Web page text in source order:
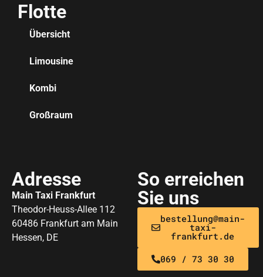
Flotte
Übersicht
Limousine
Kombi
Großraum
Adresse
Main Taxi Frankfurt
Theodor-Heuss-Allee 112
60486 Frankfurt am Main
Hessen, DE
So erreichen
Sie uns
bestellung@main-
taxi-
frankfurt.de
069 / 73 30 30